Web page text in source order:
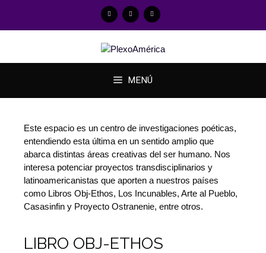
MENÚ
Este espacio es un centro de investigaciones poéticas,
entendiendo esta última en un sentido amplio que
abarca distintas áreas creativas del ser humano. Nos
interesa potenciar proyectos transdisciplinarios y
latinoamericanistas que aporten a nuestros países
como Libros Obj-Ethos, Los Incunables, Arte al Pueblo,
Casasinfin y Proyecto Ostranenie, entre otros.
LIBRO OBJ-ETHOS